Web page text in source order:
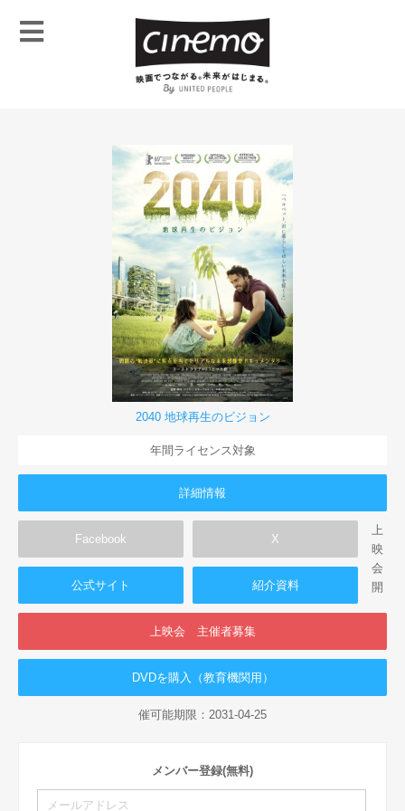
2040 地球再生のビジョン
年間ライセンス対象
詳細情報
Facebook X
公式サイト 紹介資料
上映会 主催者募集
DVDを購入（教育機関用）
上
映
会
開
催可能期限：2031-04-25
メンバー登録(無料)